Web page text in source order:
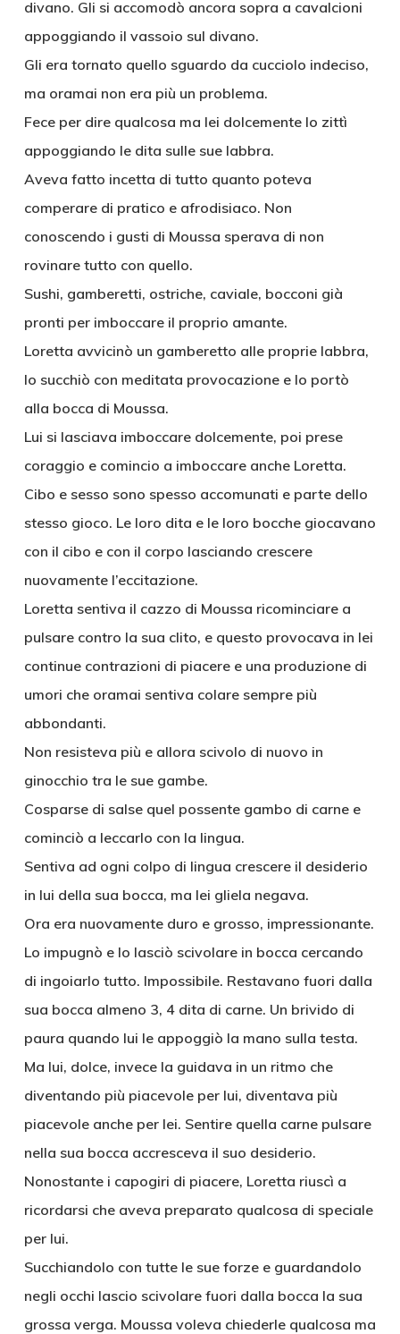
divano. Gli si accomodò ancora sopra a cavalcioni
appoggiando il vassoio sul divano.
Gli era tornato quello sguardo da cucciolo indeciso,
ma oramai non era più un problema.
Fece per dire qualcosa ma lei dolcemente lo zittì
appoggiando le dita sulle sue labbra.
Aveva fatto incetta di tutto quanto poteva
comperare di pratico e afrodisiaco. Non
conoscendo i gusti di Moussa sperava di non
rovinare tutto con quello.
Sushi, gamberetti, ostriche, caviale, bocconi già
pronti per imboccare il proprio amante.
Loretta avvicinò un gamberetto alle proprie labbra,
lo succhiò con meditata provocazione e lo portò
alla bocca di Moussa.
Lui si lasciava imboccare dolcemente, poi prese
coraggio e comincio a imboccare anche Loretta.
Cibo e sesso sono spesso accomunati e parte dello
stesso gioco. Le loro dita e le loro bocche giocavano
con il cibo e con il corpo lasciando crescere
nuovamente l’eccitazione.
Loretta sentiva il cazzo di Moussa ricominciare a
pulsare contro la sua clito, e questo provocava in lei
continue contrazioni di piacere e una produzione di
umori che oramai sentiva colare sempre più
abbondanti.
Non resisteva più e allora scivolo di nuovo in
ginocchio tra le sue gambe.
Cosparse di salse quel possente gambo di carne e
cominciò a leccarlo con la lingua.
Sentiva ad ogni colpo di lingua crescere il desiderio
in lui della sua bocca, ma lei gliela negava.
Ora era nuovamente duro e grosso, impressionante.
Lo impugnò e lo lasciò scivolare in bocca cercando
di ingoiarlo tutto. Impossibile. Restavano fuori dalla
sua bocca almeno 3, 4 dita di carne. Un brivido di
paura quando lui le appoggiò la mano sulla testa.
Ma lui, dolce, invece la guidava in un ritmo che
diventando più piacevole per lui, diventava più
piacevole anche per lei. Sentire quella carne pulsare
nella sua bocca accresceva il suo desiderio.
Nonostante i capogiri di piacere, Loretta riuscì a
ricordarsi che aveva preparato qualcosa di speciale
per lui.
Succhiandolo con tutte le sue forze e guardandolo
negli occhi lascio scivolare fuori dalla bocca la sua
grossa verga. Moussa voleva chiederle qualcosa ma